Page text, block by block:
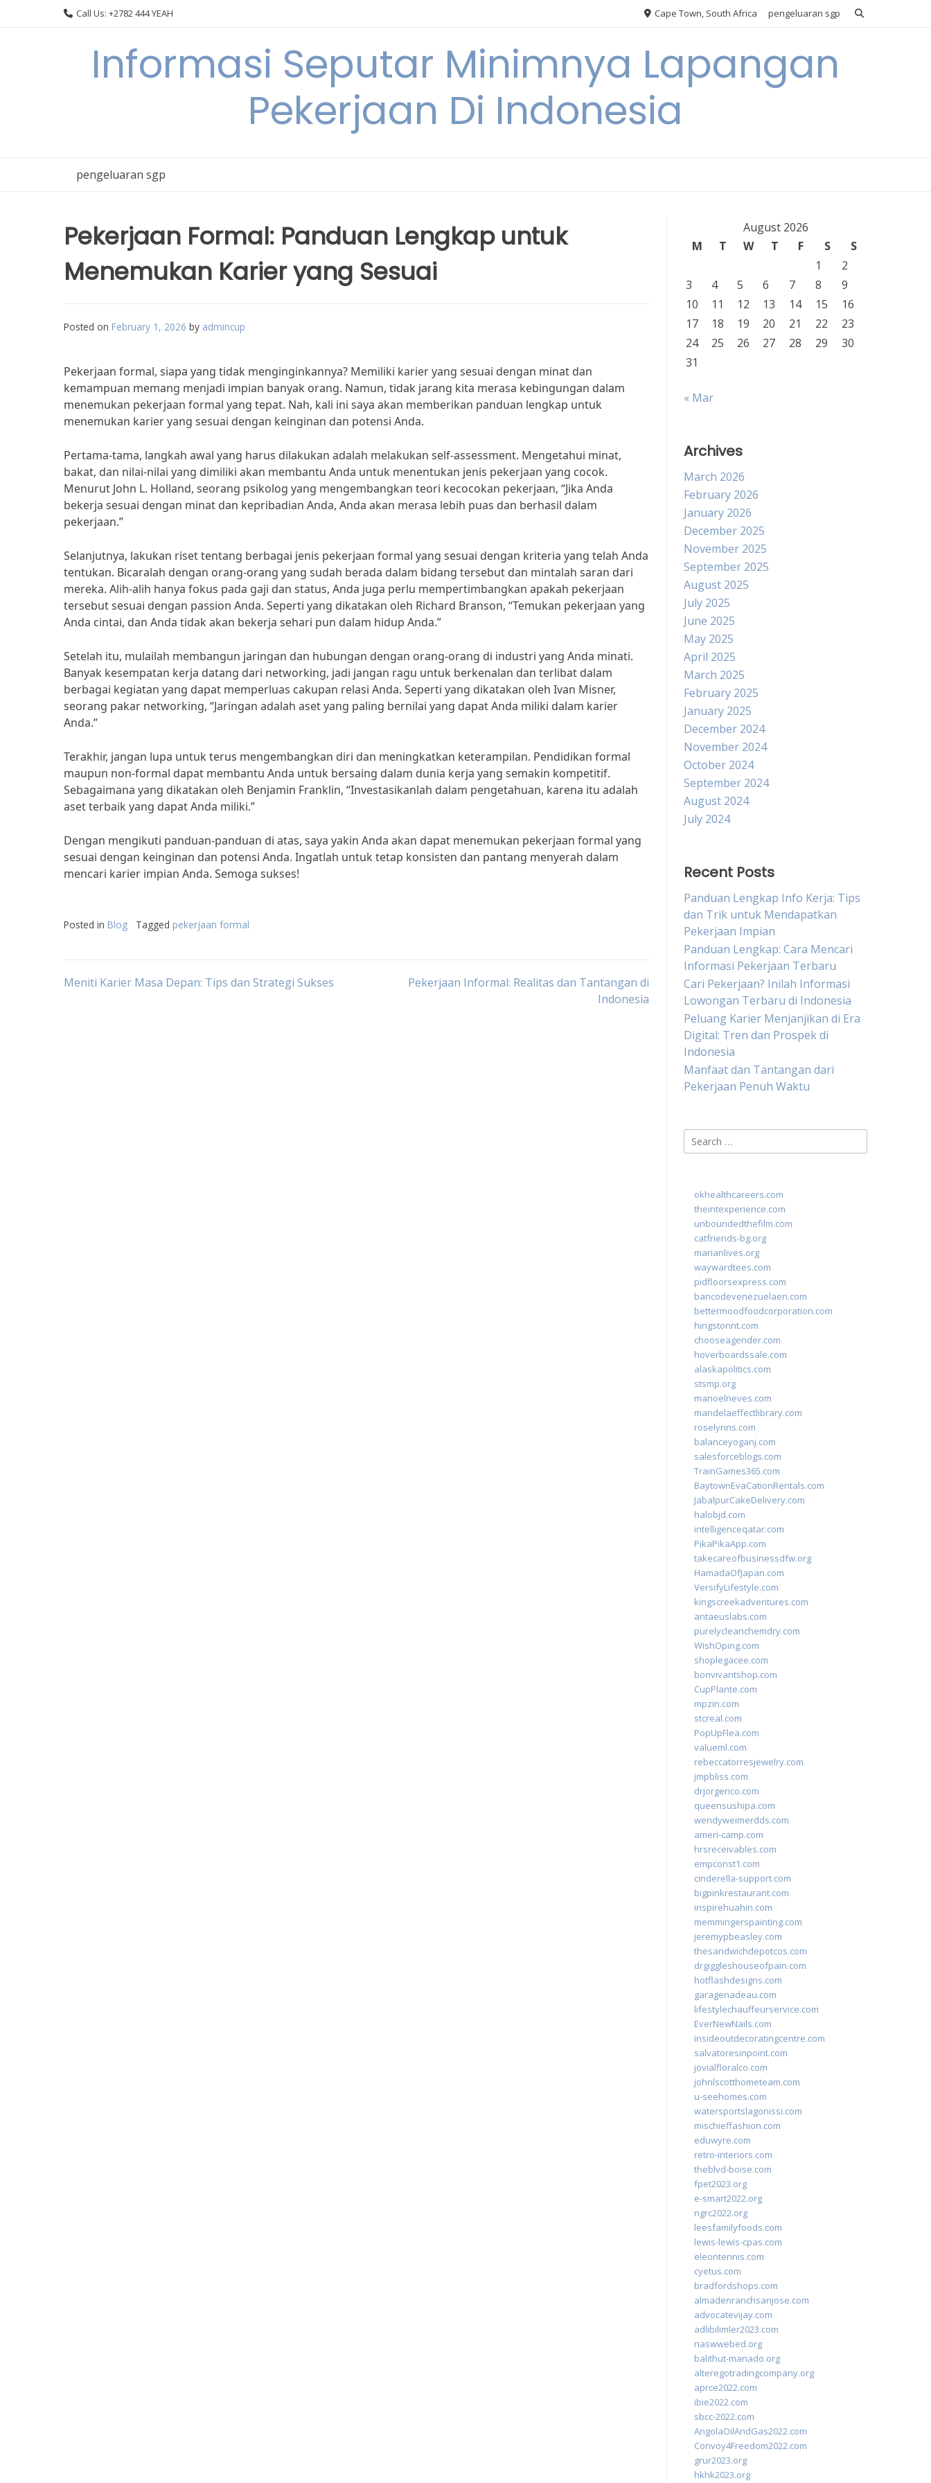
Call Us: +2782 444 YEAH Cape Town, South Africa pengeluaran sgp
Informasi Seputar Minimnya Lapangan
Pekerjaan Di Indonesia
pengeluaran sgp
Pekerjaan Formal: Panduan Lengkap untuk
Menemukan Karier yang Sesuai
Posted on February 1, 2026 by admincup
Pekerjaan formal, siapa yang tidak menginginkannya? Memiliki karier yang sesuai dengan minat dan
kemampuan memang menjadi impian banyak orang. Namun, tidak jarang kita merasa kebingungan dalam
menemukan pekerjaan formal yang tepat. Nah, kali ini saya akan memberikan panduan lengkap untuk
menemukan karier yang sesuai dengan keinginan dan potensi Anda.
Pertama-tama, langkah awal yang harus dilakukan adalah melakukan self-assessment. Mengetahui minat,
bakat, dan nilai-nilai yang dimiliki akan membantu Anda untuk menentukan jenis pekerjaan yang cocok.
Menurut John L. Holland, seorang psikolog yang mengembangkan teori kecocokan pekerjaan, “Jika Anda
bekerja sesuai dengan minat dan kepribadian Anda, Anda akan merasa lebih puas dan berhasil dalam
pekerjaan.”
Selanjutnya, lakukan riset tentang berbagai jenis pekerjaan formal yang sesuai dengan kriteria yang telah Anda
tentukan. Bicaralah dengan orang-orang yang sudah berada dalam bidang tersebut dan mintalah saran dari
mereka. Alih-alih hanya fokus pada gaji dan status, Anda juga perlu mempertimbangkan apakah pekerjaan
tersebut sesuai dengan passion Anda. Seperti yang dikatakan oleh Richard Branson, “Temukan pekerjaan yang
Anda cintai, dan Anda tidak akan bekerja sehari pun dalam hidup Anda.”
Setelah itu, mulailah membangun jaringan dan hubungan dengan orang-orang di industri yang Anda minati.
Banyak kesempatan kerja datang dari networking, jadi jangan ragu untuk berkenalan dan terlibat dalam
berbagai kegiatan yang dapat memperluas cakupan relasi Anda. Seperti yang dikatakan oleh Ivan Misner,
seorang pakar networking, “Jaringan adalah aset yang paling bernilai yang dapat Anda miliki dalam karier
Anda.”
Terakhir, jangan lupa untuk terus mengembangkan diri dan meningkatkan keterampilan. Pendidikan formal
maupun non-formal dapat membantu Anda untuk bersaing dalam dunia kerja yang semakin kompetitif.
Sebagaimana yang dikatakan oleh Benjamin Franklin, “Investasikanlah dalam pengetahuan, karena itu adalah
aset terbaik yang dapat Anda miliki.”
Dengan mengikuti panduan-panduan di atas, saya yakin Anda akan dapat menemukan pekerjaan formal yang
sesuai dengan keinginan dan potensi Anda. Ingatlah untuk tetap konsisten dan pantang menyerah dalam
mencari karier impian Anda. Semoga sukses!
Posted in Blog Tagged pekerjaan formal
Post
Meniti Karier Masa Depan: Tips dan Strategi Sukses
Pekerjaan Informal: Realitas dan Tantangan di
Indonesia
August 2026
M
T W T F S
S
1
2
3
4 5 6 7 8
9
10
11 12 13 14 15
16
17
18 19 20 21 22
23
24
25 26 27 28 29
30
31
« Mar
Archives
March 2026
February 2026
January 2026
December 2025
November 2025
September 2025
August 2025
July 2025
June 2025
May 2025
April 2025
March 2025
February 2025
January 2025
December 2024
November 2024
October 2024
September 2024
August 2024
July 2024
Recent Posts
Panduan Lengkap Info Kerja: Tips
dan Trik untuk Mendapatkan
Pekerjaan Impian
Panduan Lengkap: Cara Mencari
Informasi Pekerjaan Terbaru
Cari Pekerjaan? Inilah Informasi
Lowongan Terbaru di Indonesia
Peluang Karier Menjanjikan di Era
Digital: Tren dan Prospek di
Indonesia
Manfaat dan Tantangan dari
Pekerjaan Penuh Waktu
Search
for:
okhealthcareers.com
theintexperience.com
unboundedthefilm.com
catfriends-bg.org
marianlives.org
waywardtees.com
pidfloorsexpress.com
bancodevenezuelaen.com
bettermoodfoodcorporation.com
hingstonnt.com
chooseagender.com
hoverboardssale.com
alaskapolitics.com
stsmp.org
manoelneves.com
mandelaeffectlibrary.com
roselynns.com
balanceyoganj.com
salesforceblogs.com
TrainGames365.com
BaytownEvaCationRentals.com
JabalpurCakeDelivery.com
halobjd.com
intelligenceqatar.com
PikaPikaApp.com
takecareofbusinessdfw.org
HamadaOfJapan.com
VersifyLifestyle.com
kingscreekadventures.com
antaeuslabs.com
purelycleanchemdry.com
WishOping.com
shoplegacee.com
bonvivantshop.com
CupPlante.com
mpzin.com
stcreal.com
PopUpFlea.com
valueml.com
rebeccatorresjewelry.com
jmpbliss.com
drjorgerico.com
queensushipa.com
wendyweimerdds.com
ameri-camp.com
hrsreceivables.com
empconst1.com
cinderella-support.com
bigpinkrestaurant.com
inspirehuahin.com
memmingerspainting.com
jeremypbeasley.com
thesandwichdepotcos.com
drgiggleshouseofpain.com
hotflashdesigns.com
garagenadeau.com
lifestylechauffeurservice.com
EverNewNails.com
insideoutdecoratingcentre.com
salvatoresinpoint.com
jovialfloralco.com
johnlscotthometeam.com
u-seehomes.com
watersportslagonissi.com
mischieffashion.com
eduwyre.com
retro-interiors.com
theblvd-boise.com
fpet2023.org
e-smart2022.org
ngrc2022.org
leesfamilyfoods.com
lewis-lewis-cpas.com
eleontennis.com
cyetus.com
bradfordshops.com
almadenranchsanjose.com
advocatevijay.com
adlibilimler2023.com
naswwebed.org
balithut-manado.org
alteregotradingcompany.org
aprce2022.com
ibie2022.com
sbcc-2022.com
AngolaOilAndGas2022.com
Convoy4Freedom2022.com
grur2023.org
hkhk2023.org